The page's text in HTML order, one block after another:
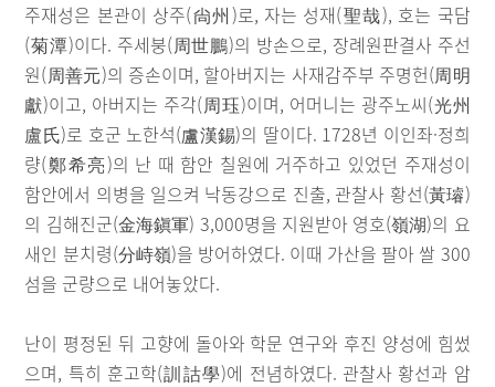
주재성은 본관이 상주(尙州)로, 자는 성재(聖哉), 호는 국담
(菊潭)이다. 주세붕(周世鵬)의 방손으로, 장례원판결사 주선
원(周善元)의 증손이며, 할아버지는 사재감주부 주명헌(周明
獻)이고, 아버지는 주각(周珏)이며, 어머니는 광주노씨(光州
盧氏)로 호군 노한석(盧漢錫)의 딸이다. 1728년 이인좌·정희
량(鄭希亮)의 난 때 함안 칠원에 거주하고 있었던 주재성이
함안에서 의병을 일으켜 낙동강으로 진출, 관찰사 황선(黃璿)
의 김해진군(金海鎭軍) 3,000명을 지원받아 영호(嶺湖)의 요
새인 분치령(分峙嶺)을 방어하였다. 이때 가산을 팔아 쌀 300
섬을 군량으로 내어놓았다.
난이 평정된 뒤 고향에 돌아와 학문 연구와 후진 양성에 힘썼
으며, 특히 훈고학(訓詁學)에 전념하였다. 관찰사 황선과 암